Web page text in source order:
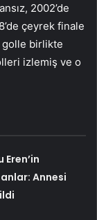
2002’de
çeyrek finale
golle birlikte
izlemiş ve o
Annesi